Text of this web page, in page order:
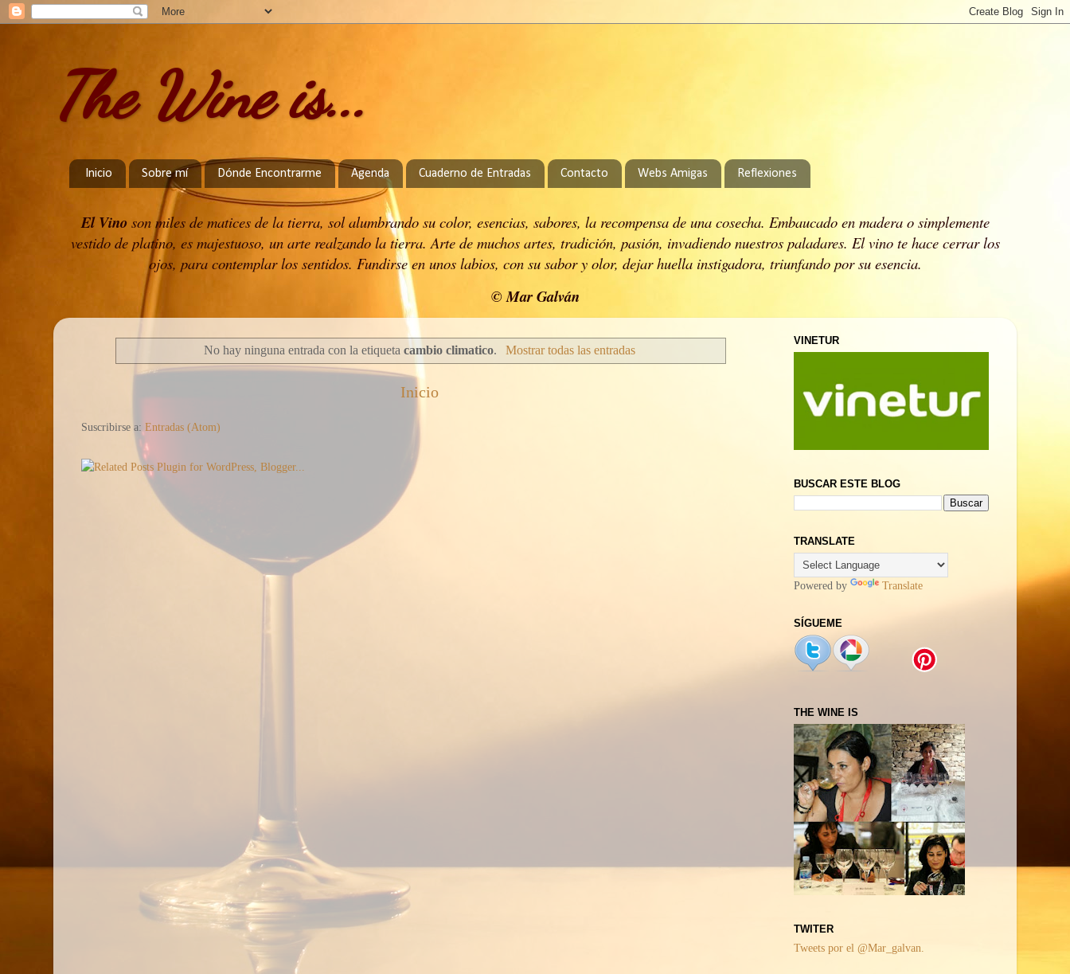
The Wine is...
Inicio Sobre mí Dónde Encontrarme Agenda Cuaderno de Entradas Contacto Webs Amigas Reflexiones
El Vino son miles de matices de la tierra, sol alumbrando su color, esencias, sabores, la recompensa de una cosecha. Embaucado en madera o simplemente
vestido de platino, es majestuoso, un arte realzando la tierra. Arte de muchos artes, tradición, pasión, invadiendo nuestros paladares. El vino te hace cerrar los
ojos, para contemplar los sentidos. Fundirse en unos labios, con su sabor y olor, dejar huella instigadora, triunfando por su esencia.
© Mar Galván
No hay ninguna entrada con la etiquetacambio climatico. Mostrar todas las entradas
Inicio
Suscribirse a: Entradas (Atom)
VINETUR
BUSCAR ESTE BLOG
TRANSLATE
Powered by Translate
SÍGUEME
THE WINE IS
TWITER
Tweets por el @Mar_galvan.